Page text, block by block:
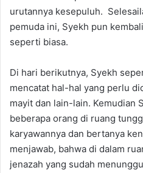
urutannya kesepuluh.
pemuda ini, Syekh pun
seperti biasa.
Di hari berikutnya, Syekh
mencatat hal-hal yang perlu
mayit dan lain-lain. Kemudian
beberapa orang di ruang
karyawannya dan bertanya
menjawab, bahwa di dalam
jenazah yang sudah